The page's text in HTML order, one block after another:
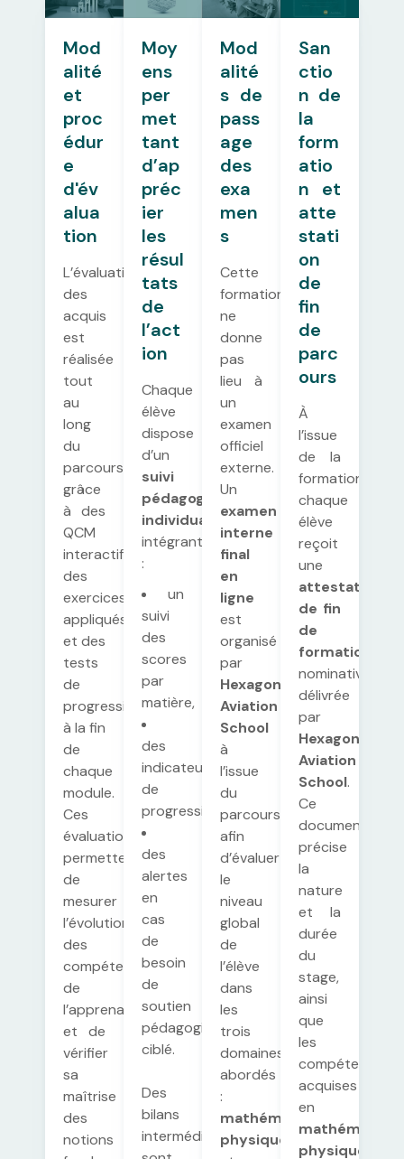
Mod
alité
et
proc
édur
e
d'év
alua
tion
L’évaluation
des
acquis
est
réalisée
tout
au
long
du
parcours
grâce
à des
QCM
interactifs,
des
exercices
appliqués
et des
tests
de
progression
à la fin
de
chaque
module.
Ces
évaluations
permettent
de
mesurer
l’évolution
des
compétences
de
l’apprenant
et de
vérifier
sa
maîtrise
des
notions
Moy
ens
per
met
tant
d’ap
préc
ier
les
résul
tats
de
l’act
ion
Chaque
élève
dispose
d’un
suivi
pédagogique
individualisé,
intégrant
:
un
suivi
des
scores
par
matière,
des
indicateurs
de
progression,
des
alertes
en
cas
de
besoin
de
soutien
pédagogique
ciblé.
Des
bilans
intermédiaires
Mod
alité
s de
pass
age
des
exa
men
s
Cette
formation
ne
donne
pas
lieu à
un
examen
officiel
externe.
Un
examen
interne
final
en
ligne
est
organisé
par
Hexagone
Aviation
School
à
l’issue
du
parcours,
afin
d’évaluer
le
niveau
global
de
l’élève
dans
les
trois
domaines
abordés
:
mathématiques
physique
San
ctio
n de
la
form
atio
n et
atte
stati
on
de
fin
de
parc
ours
À
l’issue
de la
formation,
chaque
élève
reçoit
une
attestation
de fin
de
formation
nominative,
délivrée
par
Hexagone
Aviation
School.
Ce
document
précise
la
nature
et la
durée
du
stage,
ainsi
que
les
compétences
acquises
en
physique